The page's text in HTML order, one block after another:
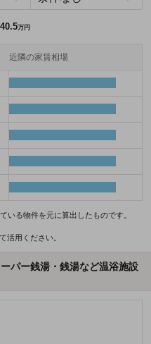
40.5万円
近隣の家賃相場
いる物件を元に算出したものです。
活用ください。
パー銭湯・銭湯など温浴施設